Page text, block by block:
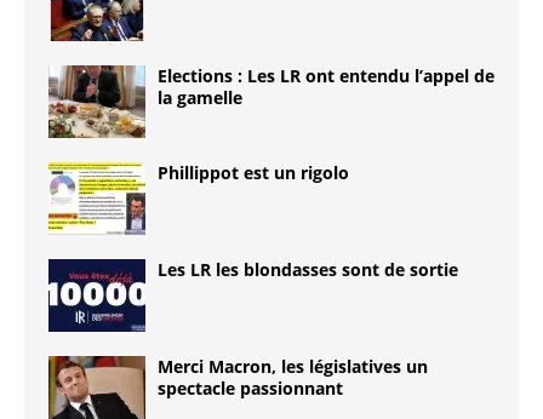
Elections : Les LR ont entendu l’appel de
la gamelle
Phillippot est un rigolo
Les LR les blondasses sont de sortie
Merci Macron, les législatives un
spectacle passionnant